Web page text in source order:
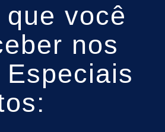
você
nos
Especiais